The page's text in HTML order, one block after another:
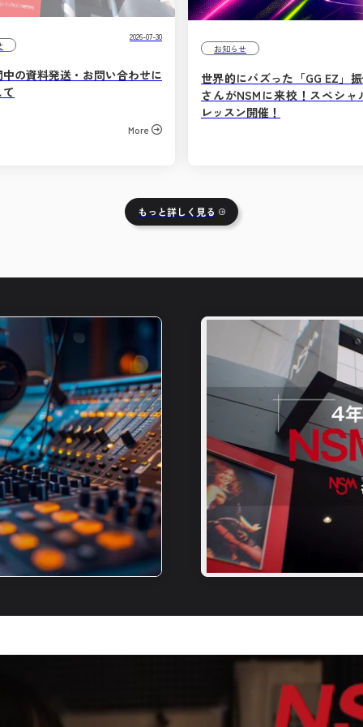
2026-07-30
の資料発送・お問い合わせに
More
お知らせ
世界的にバズった「GG EZ」
さんがNSMに来校！スペシャ
レッスン開催！
もっと詳しく見る